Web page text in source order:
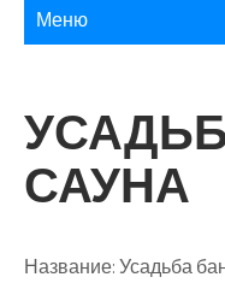
Меню
САУНА
Название:Усадьба